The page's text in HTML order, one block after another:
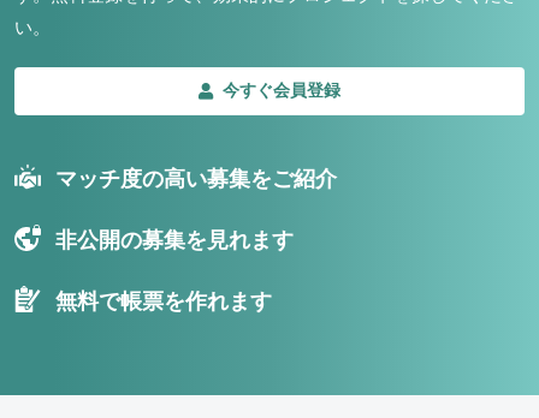
い。
今すぐ会員登録
マッチ度の高い募集をご紹介
非公開の募集を見れます
無料で帳票を作れます